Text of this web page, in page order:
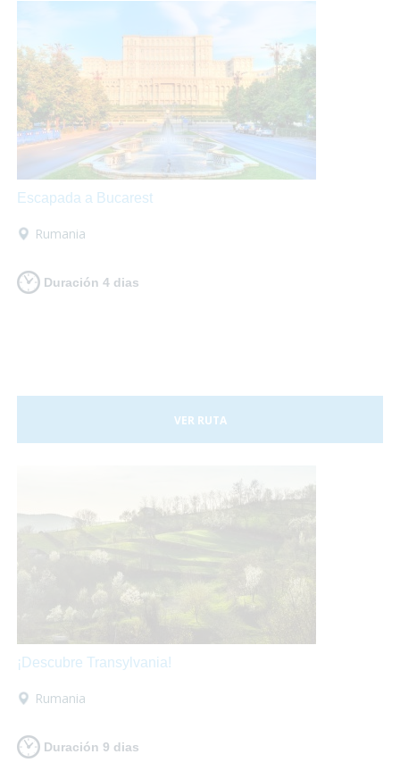
Escapada a Bucarest
Rumania
Duración 4 dias
VER RUTA
¡Descubre Transylvania!
Rumania
Duración 9 dias